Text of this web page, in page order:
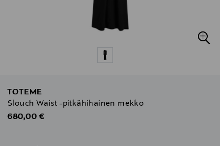
TOTEME
Slouch Waist -pitkähihainen mekko
Original Price
680,00 €